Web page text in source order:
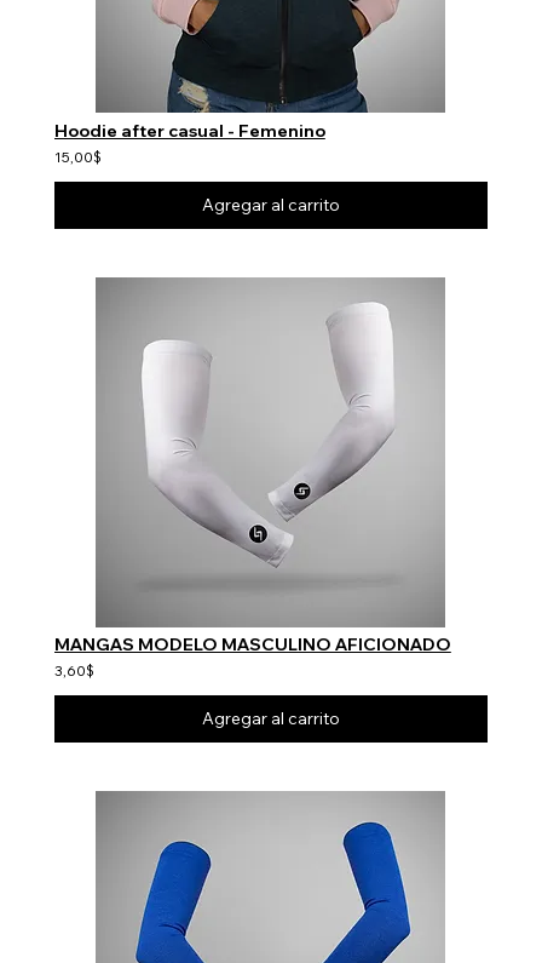
Hoodie after casual - Femenino
15,00$
Agregar al carrito
MANGAS MODELO MASCULINO AFICIONADO
3,60$
Agregar al carrito